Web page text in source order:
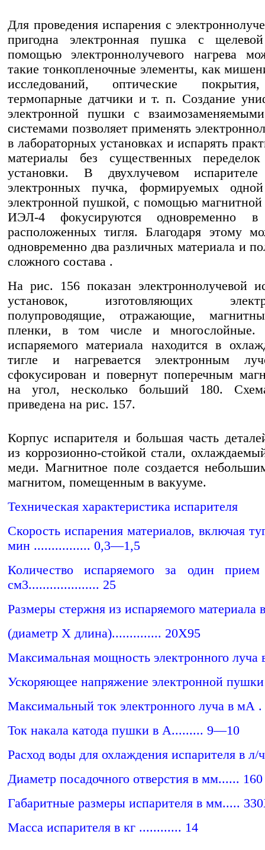
Для проведения испарения с
пригодна электронная пушка с
помощью электроннолучевого нагрева
такие тонкопленочные элементы, как
исследований, оптические
термопарные датчики и т. п. Создание
электронной пушки с
системами позволяет применять
в лабораторных установках и испарять
материалы без существенных переделок
установки. В двухлучевом
электронных пучка, формируемых одной
электронной пушкой, с помощью
ИЭЛ-4 фокусируются одновременно
расположенных тигля. Благодаря этому
одновременно два различных материала и
сложного состава .
На рис. 156 показан электроннолучевой
установок, изготовляющих
полупроводящие, отражающие,
пленки, в том числе и многослойные.
испаряемого материала находится в
тигле и нагревается электронным
сфокусирован и повернут поперечным
на угол, несколько больший 180.
приведена на рис. 157.
Корпус испарителя и большая часть
из коррозионно-стойкой стали,
меди. Магнитное поле создается
магнитом, помещенным в вакууме.
Техническая характеристика испарителя
Скорость испарения материалов, включая
мин ................ 0,3—1,5
Количество испаряемого за один
см3.................... 25
Размеры стержня из испаряемого материала
(диаметр X длина).............. 20X95
Максимальная мощность электронного луча
Ускоряющее напряжение электронной
Максимальный ток электронного луча в мА .
Ток накала катода пушки в А......... 9—10
Расход воды для охлаждения испарителя в л/
Диаметр посадочного отверстия в мм...... 160
Габаритные размеры испарителя в мм.....
Масса испарителя в кг ............ 14